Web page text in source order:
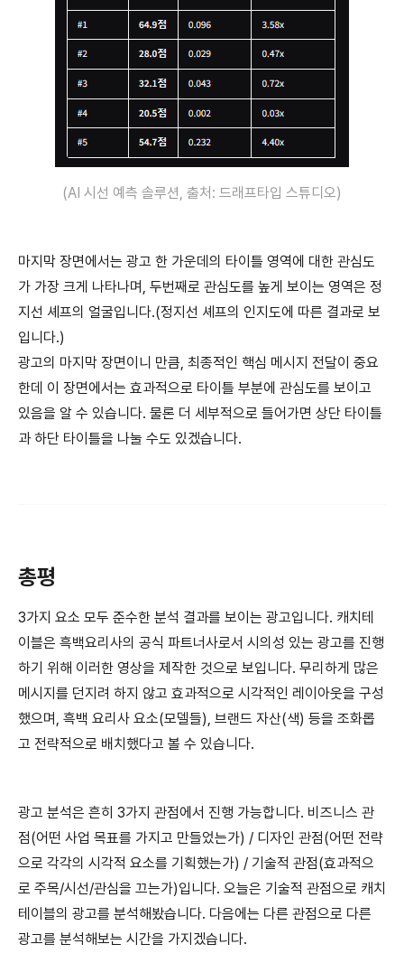
(AI 시선 예측 솔루션, 출처: 드래프타입 스튜디오)
마지막 장면에서는 광고 한 가운데의 타이틀 영역에 대한 관심도
가 가장 크게 나타나며, 두번째로 관심도를 높게 보이는 영역은 정
지선 셰프의 얼굴입니다.(정지선 셰프의 인지도에 따른 결과로 보
입니다.)
광고의 마지막 장면이니 만큼, 최종적인 핵심 메시지 전달이 중요
한데 이 장면에서는 효과적으로 타이틀 부분에 관심도를 보이고
있음을 알 수 있습니다. 물론 더 세부적으로 들어가면 상단 타이틀
과 하단 타이틀을 나눌 수도 있겠습니다.
총평
3가지 요소 모두 준수한 분석 결과를 보이는 광고입니다. 캐치테
이블은 흑백요리사의 공식 파트너사로서 시의성 있는 광고를 진행
하기 위해 이러한 영상을 제작한 것으로 보입니다. 무리하게 많은
메시지를 던지려 하지 않고 효과적으로 시각적인 레이아웃을 구성
했으며, 흑백 요리사 요소(모델들), 브랜드 자산(색) 등을 조화롭
고 전략적으로 배치했다고 볼 수 있습니다.
광고 분석은 흔히 3가지 관점에서 진행 가능합니다. 비즈니스 관
점(어떤 사업 목표를 가지고 만들었는가) / 디자인 관점(어떤 전략
으로 각각의 시각적 요소를 기획했는가) / 기술적 관점(효과적으
로 주목/시선/관심을 끄는가)입니다. 오늘은 기술적 관점으로 캐치
테이블의 광고를 분석해봤습니다. 다음에는 다른 관점으로 다른
광고를 분석해보는 시간을 가지겠습니다.